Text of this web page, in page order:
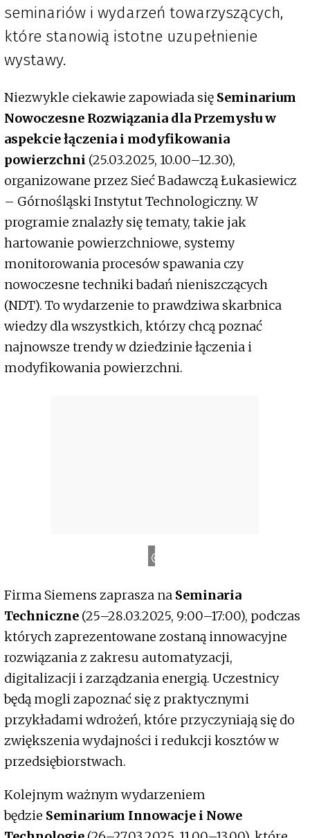
seminariów i wydarzeń towarzyszących,
które stanowią istotne uzupełnienie
wystawy.
Niezwykle ciekawie zapowiada się Seminarium
Nowoczesne Rozwiązania dla Przemysłu w
aspekcie łączenia i modyfikowania
powierzchni (25.03.2025, 10.00–12.30),
organizowane przez Sieć Badawczą Łukasiewicz
– Górnośląski Instytut Technologiczny. W
programie znalazły się tematy, takie jak
hartowanie powierzchniowe, systemy
monitorowania procesów spawania czy
nowoczesne techniki badań nieniszczących
(NDT). To wydarzenie to prawdziwa skarbnica
wiedzy dla wszystkich, którzy chcą poznać
najnowsze trendy w dziedzinie łączenia i
modyfikowania powierzchni.
Firma Siemens zaprasza na Seminaria
Techniczne (25–28.03.2025, 9:00–17:00), podczas
których zaprezentowane zostaną innowacyjne
rozwiązania z zakresu automatyzacji,
digitalizacji i zarządzania energią. Uczestnicy
będą mogli zapoznać się z praktycznymi
przykładami wdrożeń, które przyczyniają się do
zwiększenia wydajności i redukcji kosztów w
przedsiębiorstwach.
Kolejnym ważnym wydarzeniem
będzie Seminarium Innowacje i Nowe